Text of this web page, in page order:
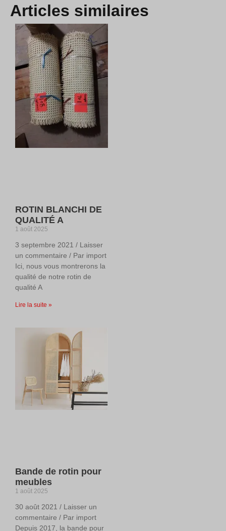
Articles similaires
ROTIN BLANCHI DE
QUALITÉ A
1 août 2025
3 septembre 2021 / Laisser
un commentaire / Par import
Ici, nous vous montrerons la
qualité de notre rotin de
qualité A
Lire la suite »
Bande de rotin pour
meubles
1 août 2025
30 août 2021 / Laisser un
commentaire / Par import
Depuis 2017, la bande pour